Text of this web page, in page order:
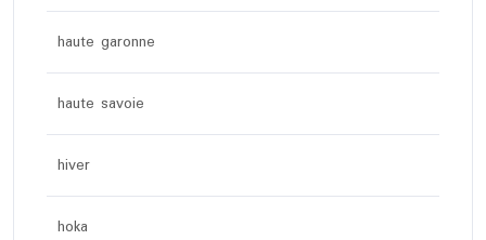
haute garonne
haute savoie
hiver
hoka